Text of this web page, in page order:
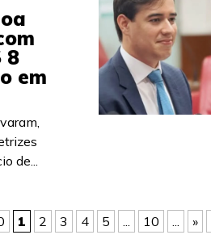
8
em
de...
1 2 3 4 5 ... 10 ... »